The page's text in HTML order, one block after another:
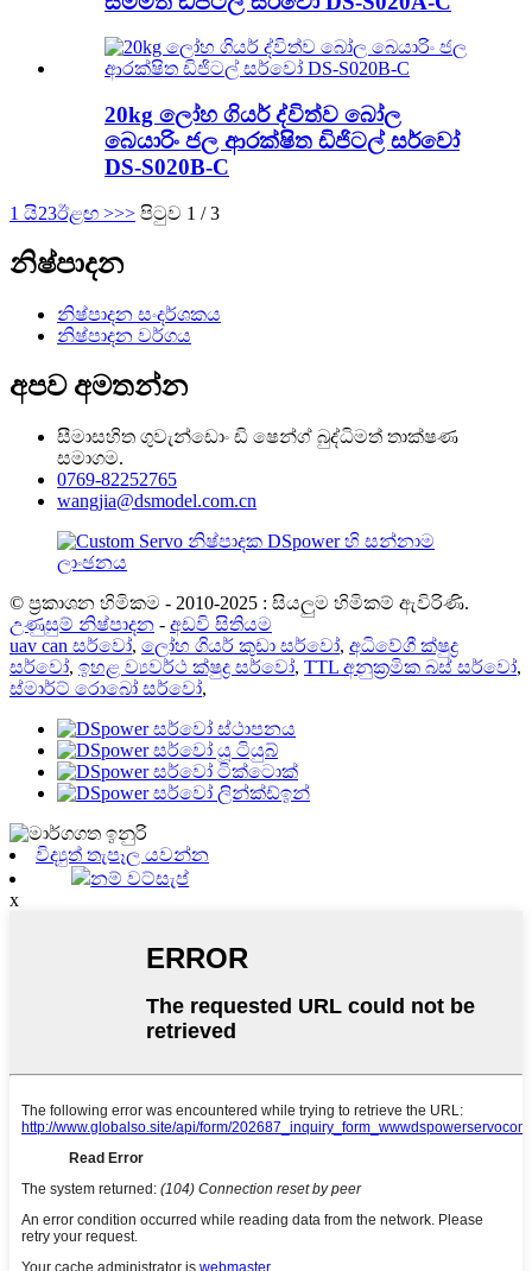
20kg ලෝහ ගියර් ද්විත්ව බෝල
බෙයාරිං ජල ආරක්ෂිත ඩිජිටල් සර්වෝ
DS-S020B-C
1 යි23ඊළඟ >>> පිටුව 1 / 3
නිෂ්පාදන
නිෂ්පාදන සංදර්ශකය
නිෂ්පාදන වර්ගය
අපව අමතන්න
සීමාසහිත ගුවැන්ඩොං ඩි ෂෙන්ග් බුද්ධිමත් තාක්ෂණ
සමාගම.
0769-82252765
wangjia@dsmodel.com.cn
© ප්‍රකාශන හිමිකම - 2010-2025 : සියලුම හිමිකම් ඇවිරිණි.
උණුසුම් නිෂ්පාදන - අඩවි සිතියම
uav can සර්වෝ, ලෝහ ගියර් කුඩා සර්වෝ, අධිවේගී ක්ෂුද්‍ර
සර්වෝ, ඉහළ ව්‍යවර්ථ ක්ෂුද්‍ර සර්වෝ, TTL අනුක්‍රමික බස් සර්වෝ,
ස්මාර්ට් රොබෝ සර්වෝ,
විද්‍යුත් තැපෑල යවන්න
නම් වට්සැප්
x